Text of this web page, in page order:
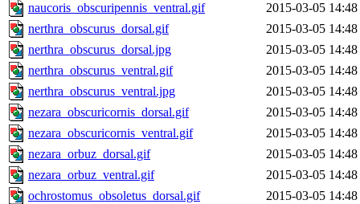
naucoris_obscuripennis_ventral.gif
2015-03-05 14:48
nerthra_obscurus_dorsal.gif
2015-03-05 14:48
nerthra_obscurus_dorsal.jpg
2015-03-05 14:48
nerthra_obscurus_ventral.gif
2015-03-05 14:48
nerthra_obscurus_ventral.jpg
2015-03-05 14:48
nezara_obscuricornis_dorsal.gif
2015-03-05 14:48
nezara_obscuricornis_ventral.gif
2015-03-05 14:48
nezara_orbuz_dorsal.gif
2015-03-05 14:48
nezara_orbuz_ventral.gif
2015-03-05 14:48
ochrostomus_obsoletus_dorsal.gif
2015-03-05 14:48